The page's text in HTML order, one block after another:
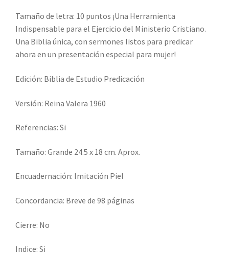
Tamaño de letra: 10 puntos ¡Una Herramienta
Indispensable para el Ejercicio del Ministerio Cristiano.
Una Biblia única, con sermones listos para predicar
ahora en un presentación especial para mujer!
Edición: Biblia de Estudio Predicación
Versión: Reina Valera 1960
Referencias: Si
Tamaño: Grande 24.5 x 18 cm. Aprox.
Encuadernación: Imitación Piel
Concordancia: Breve de 98 páginas
Cierre: No
Indice: Si